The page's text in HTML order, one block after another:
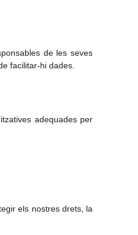
de les seves
facilitar-hi dades.
adequades per
els nostres drets, la